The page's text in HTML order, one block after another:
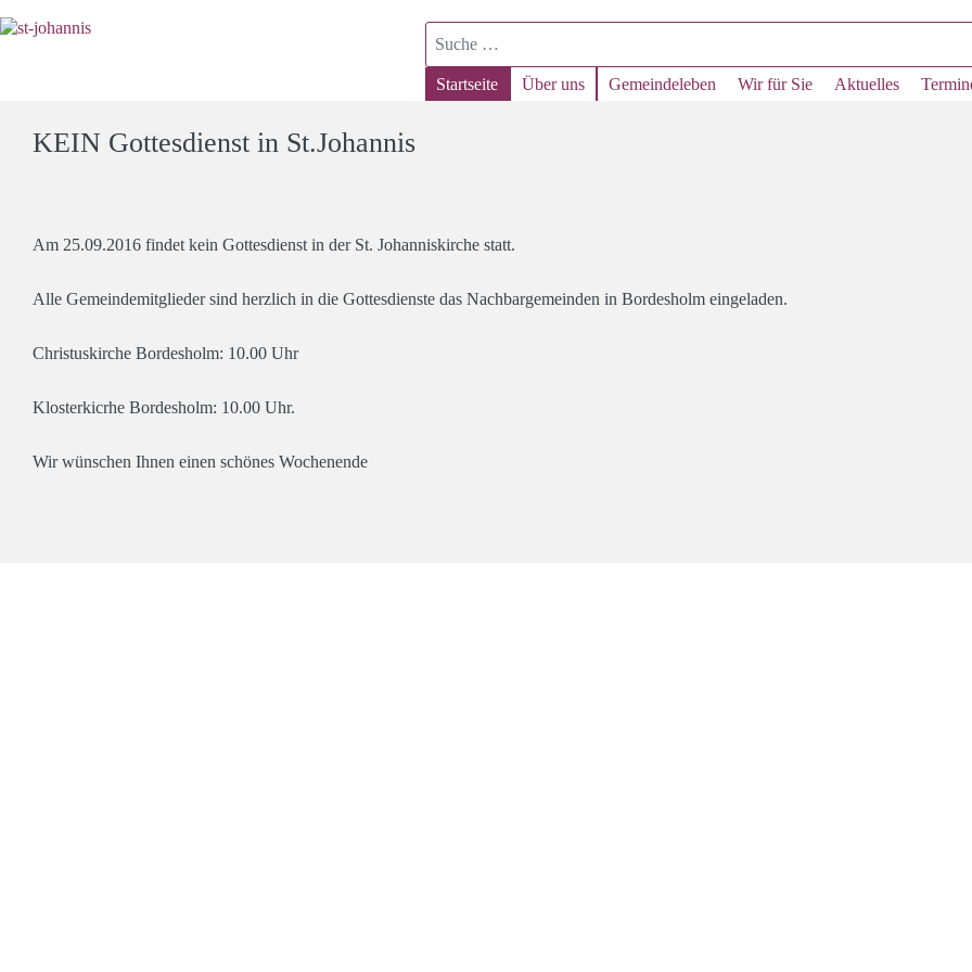
Suchen
Startseite Über uns Gemeindeleben Wir für Sie Aktuelles
KEIN Gottesdienst in St.Johannis
Am 25.09.2016 findet kein Gottesdienst in der St. Johanniskirche statt.
Alle Gemeindemitglieder sind herzlich in die Gottesdienste das Nachbargemeinden in Bordesholm eingeladen.
Christuskirche Bordesholm: 10.00 Uhr
Klosterkicrhe Bordesholm: 10.00 Uhr.
Wir wünschen Ihnen einen schönes Wochenende